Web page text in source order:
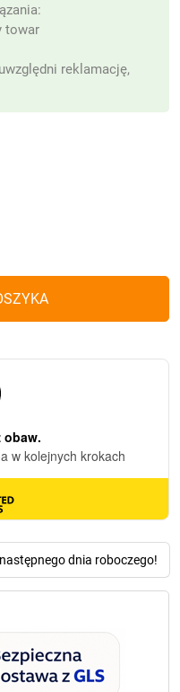
towar
reklamację,
dnia roboczego!